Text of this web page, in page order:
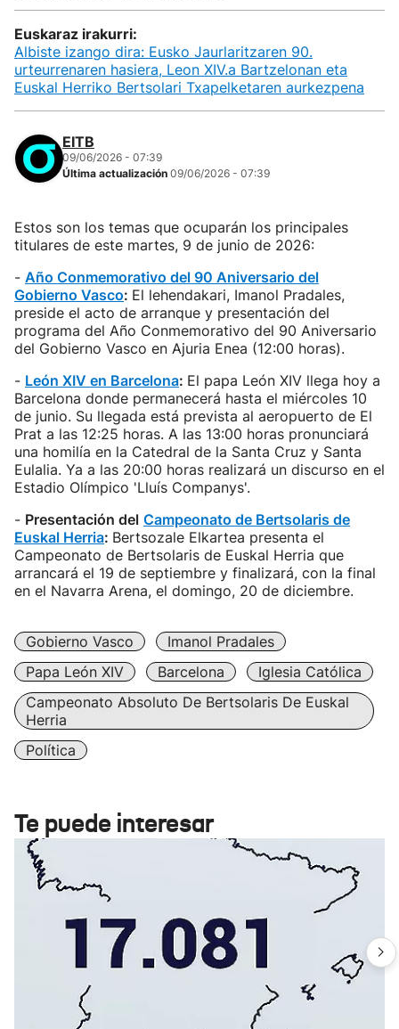
Euskaraz irakurri:
Albiste izango dira: Eusko Jaurlaritzaren 90.
urteurrenaren hasiera, Leon XIV.a Bartzelonan eta
Euskal Herriko Bertsolari Txapelketaren aurkezpena
EITB
09/06/2026 - 07:39
Última actualización 09/06/2026 - 07:39
Estos son los temas que ocuparán los principales
titulares de este martes, 9 de junio de 2026:
- Año Conmemorativo del 90 Aniversario del
Gobierno Vasco: El lehendakari, Imanol Pradales,
preside el acto de arranque y presentación del
programa del Año Conmemorativo del 90 Aniversario
del Gobierno Vasco en Ajuria Enea (12:00 horas).
- León XIV en Barcelona: El papa León XIV llega hoy a
Barcelona donde permanecerá hasta el miércoles 10
de junio. Su llegada está prevista al aeropuerto de El
Prat a las 12:25 horas. A las 13:00 horas pronunciará
una homilía en la Catedral de la Santa Cruz y Santa
Eulalia. Ya a las 20:00 horas realizará un discurso en el
Estadio Olímpico 'Lluís Companys'.
- Presentación del Campeonato de Bertsolaris de
Euskal Herria: Bertsozale Elkartea presenta el
Campeonato de Bertsolaris de Euskal Herria que
arrancará el 19 de septiembre y finalizará, con la final
en el Navarra Arena, el domingo, 20 de diciembre.
Gobierno Vasco
Imanol Pradales
Papa León XIV
Barcelona
Iglesia Católica
Campeonato Absoluto De Bertsolaris De Euskal
Herria
Política
Te puede interesar